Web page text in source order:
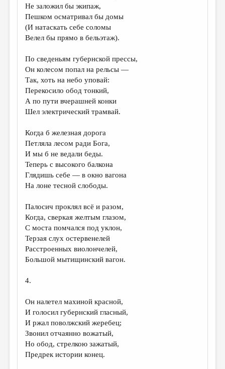
Не заложил бы экипаж,
Пешком осматривал бы домы
(И натаскать себе соломы
Велел бы прямо в бельэтаж).
По сведеньям губернской прессы,
Он колесом попал на рельсы —
Так, хоть на небо уповай:
Перекосило обод тонкий,
А по пути вчерашней конки
Шел электрический трамвай.
Когда б железная дорога
Петляла лесом ради Бога,
И мы б не ведали беды.
Теперь с высокого балкона
Глядишь себе — в окно вагона
На лоне тесной слободы.
Палосич проклял всё и разом,
Когда, сверкая желтым глазом,
С моста помчался под уклон,
Терзая слух остервенелей
Расстроенных виолончелей,
Большой мытищинский вагон.
4.
Он налетел махиной красной,
И голосил губернский гласный,
И ржал поволжский жеребец;
Звонил отчаянно вожатый,
Но обод, стрелкою зажатый,
Предрек истории конец.